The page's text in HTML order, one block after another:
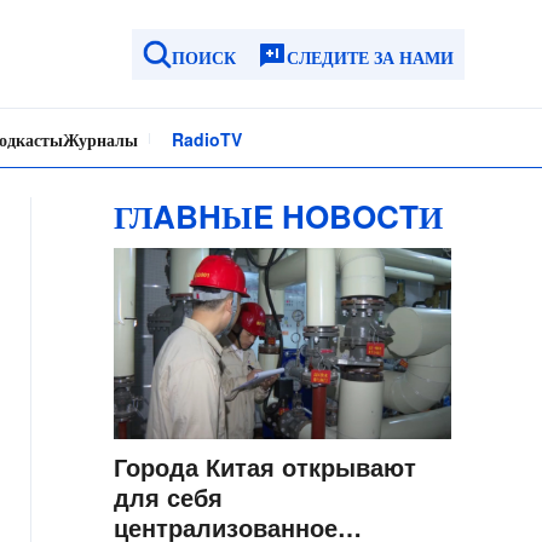
ПОИСК СЛЕДИТЕ ЗА НАМИ
Журналы RadioTV
ГЛABHЫE HOBOCTИ
Города Китая открывают
для себя
централизованное